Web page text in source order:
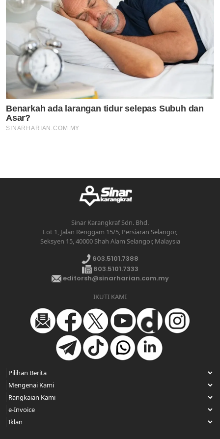
Sinar Karangkraf Sdn. Bhd.
Lot 1, Jalan Renggam 15/5, Persiaran Selangor,
Seksyen 15, 40000 Shah Alam Selangor, Malaysia
603.5101.7388
603.5101.7333
editorsh@sinarharian.com.my
IKUTI KAMI